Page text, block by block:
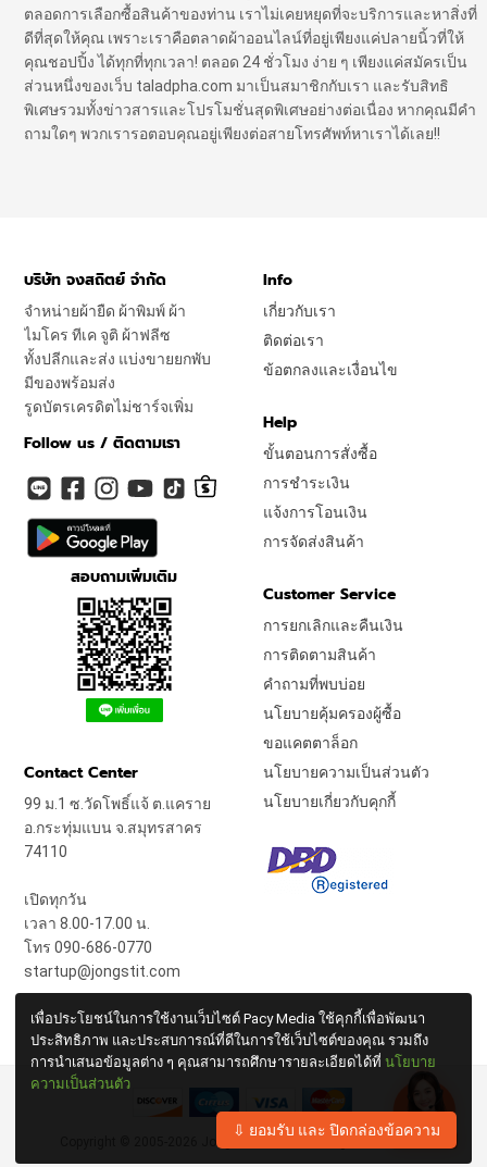
ตลอดการเลือกซื้อสินค้าของท่าน เราไม่เคยหยุดที่จะบริการและหาสิ่งที่
ดีที่สุดให้คุณ เพราะเราคือตลาดผ้าออนไลน์ที่อยู่เพียงแค่ปลายนิ้วที่ให้
คุณชอปปิ้ง ได้ทุกที่ทุกเวลา! ตลอด 24 ชั่วโมง ง่าย ๆ เพียงแค่สมัครเป็น
ส่วนหนึ่งของเว็บ taladpha.com มาเป็นสมาชิกกับเรา และรับสิทธิ
พิเศษรวมทั้งข่าวสารและโปรโมชั่นสุดพิเศษอย่างต่อเนื่อง หากคุณมีคำ
ถามใดๆ พวกเรารอตอบคุณอยู่เพียงต่อสายโทรศัพท์หาเราได้เลย!!
บริษัท จงสถิตย์ จำกัด
จำหน่ายผ้ายืด ผ้าพิมพ์ ผ้า
ไมโคร ทีเค จูติ ผ้าฟลีซ
ทั้งปลีกและส่ง แบ่งขายยกพับ
มีของพร้อมส่ง
รูดบัตรเครดิตไม่ชาร์จเพิ่ม
Follow us / ติดตามเรา
สอบถามเพิ่มเติม
Info
เกี่ยวกับเรา
ติดต่อเรา
ข้อตกลงและเงื่อนไข
Help
ขั้นตอนการสั่งซื้อ
การชำระเงิน
แจ้งการโอนเงิน
การจัดส่งสินค้า
Customer Service
การยกเลิกและคืนเงิน
การติดตามสินค้า
คำถามที่พบบ่อย
นโยบายคุ้มครองผู้ซื้อ
ขอแคตตาล็อก
นโยบายความเป็นส่วนตัว
นโยบายเกี่ยวกับคุกกี้
Contact Center
99 ม.1 ซ.วัดโพธิ์แจ้ ต.แคราย
อ.กระทุ่มแบน จ.สมุทรสาคร
74110
เปิดทุกวัน
เวลา 8.00-17.00 น.
โทร 090-686-0770
startup@jongstit.com
Jong Stit Co., Ltd.
เพื่อประโยชน์ในการใช้งานเว็บไซต์ Pacy Media ใช้คุกกี้เพื่อพัฒนา
ประสิทธิภาพ และประสบการณ์ที่ดีในการใช้เว็บไซต์ของคุณ รวมถึง
การนำเสนอข้อมูลต่าง ๆ คุณสามารถศึกษารายละเอียดได้ที่ นโยบาย
ความเป็นส่วนตัว
⇩ ยอมรับ และ ปิดกล่องข้อความ